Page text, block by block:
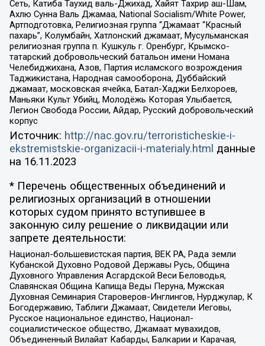
Сеть, Катиба Таухид валь-Джихад, Хайят Тахрир аш-Шам,
Ахлю Сунна Валь Джамаа, National Socialism/White Power,
Артподготовка, Религиозная группа “Джамаат “Красный
пахарь”, Колумбайн, Хатлонский джамаат, Мусульманская
религиозная группа п. Кушкуль г. Оренбург, Крымско-
татарский добровольческий батальон имени Номана
Челебиджихана, Азов, Партия исламского возрождения
Таджикистана, Народная самооборона, Дуббайский
джамаат, московская ячейка, Батал-Хаджи Белхороев,
Маньяки Культ Убийц, Молодёжь Которая Улыбается,
Легион Свобода России, Айдар, Русский добровольческий
корпус
Источник: http://nac.gov.ru/terroristicheskie-i-
ekstremistskie-organizacii-i-materialy.html данные
на 16.11.2023
* Перечень общественных объединений и
религиозных организаций в отношении
которых судом принято вступившее в
законную силу решение о ликвидации или
запрете деятельности:
Национал-большевистская партия, ВЕК РА, Рада земли
Кубанской Духовно Родовой Державы Русь, Община
Духовного Управления Асгардской Веси Беловодья,
Славянская Община Капища Веды Перуна, Мужская
Духовная Семинария Староверов-Инглингов, Нурджулар, К
Богодержавию, Таблиги Джамаат, Свидетели Иеговы,
Русское национальное единство, Национал-
социалистическое общество, Джамаат мувахидов,
Объединенный Вилайат Кабарды, Балкарии и Карачая,